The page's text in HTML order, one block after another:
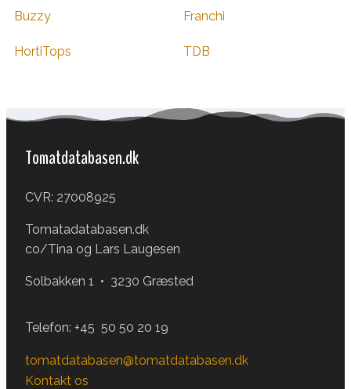
Buzzy Franchi
HortiTops TDB
Tomatdatabasen.dk
CVR: 27008925
Tomatadatabasen.dk
co/Tina og Lars Laugesen
Solbakken 1 • 3230 Græsted
Telefon: +45 50 50 20 19
tomatdatabasen@tomatdatabasen.dk
Kontakt os